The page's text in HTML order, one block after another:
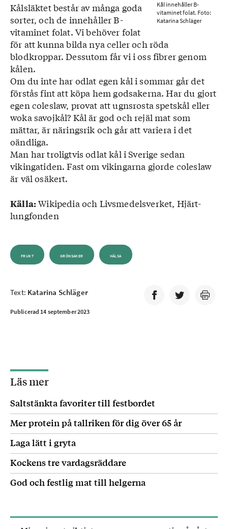
Kål innehåller B-
vitaminet folat. Foto:
Katarina Schläger
Kålsläktet består av många goda
sorter, och de innehåller B-
vitaminet folat. Vi behöver folat
för att kunna bilda nya celler och röda
blodkroppar. Dessutom får vi i oss fibrer genom
kålen.
Om du inte har odlat egen kål i sommar går det
förstås fint att köpa hem godsakerna. Har du gjort
egen coleslaw, provat att ugnsrosta spetskål eller
woka savojkål? Kål är god och rejäl mat som
mättar, är näringsrik och går att variera i det
oändliga.
Man har troligtvis odlat kål i Sverige sedan
vikingatiden. Fast om vikingarna gjorde coleslaw
är väl osäkert.
Källa:Wikipedia och Livsmedelsverket, Hjärt-
lungfonden
FRUKT GRÖNSAKER HÄLSA
Text: Katarina Schläger
Publicerad 14 september 2023
Läs mer
Saltstänkta favoriter till festbordet
Mer protein på tallriken för dig över 65 år
Laga lätt i gryta
Kockens tre vardagsräddare
God och festlig mat till helgerna